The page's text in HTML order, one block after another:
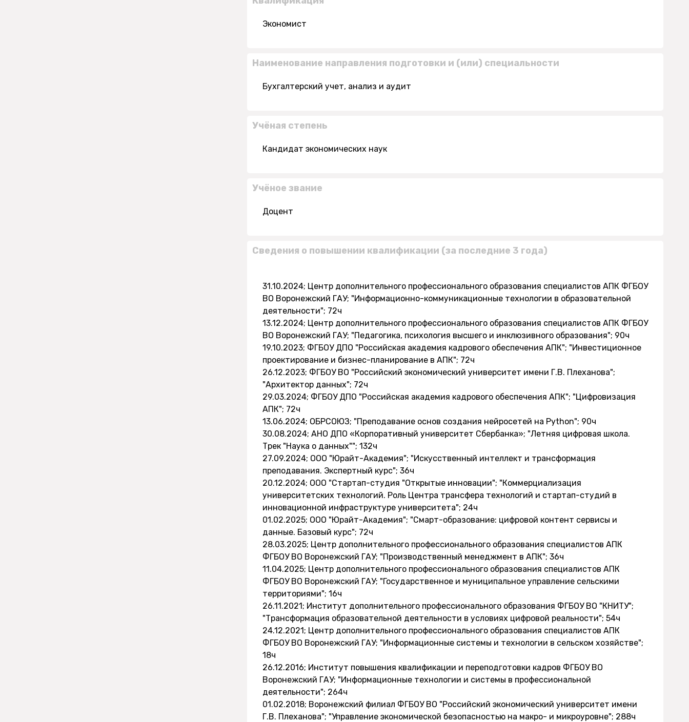
Экономист
Наименование направления подготовки и (или) специальности
Бухгалтерский учет, анализ и аудит
Учёная степень
Кандидат экономических наук
Учёное звание
Доцент
Сведения о повышении квалификации (за последние 3 года)
31.10.2024; Центр дополнительного профессионального образования специалистов АПК ФГБОУ
ВО Воронежский ГАУ; "Информационно-коммуникационные технологии в образовательной
деятельности"; 72ч
13.12.2024; Центр дополнительного профессионального образования специалистов АПК ФГБОУ
ВО Воронежский ГАУ; "Педагогика, психология высшего и инклюзивного образования"; 90ч
19.10.2023; ФГБОУ ДПО "Российская академия кадрового обеспечения АПК"; "Инвестиционное
проектирование и бизнес-планирование в АПК"; 72ч
26.12.2023; ФГБОУ ВО "Российский экономический университет имени Г.В. Плеханова";
"Архитектор данных"; 72ч
29.03.2024; ФГБОУ ДПО "Российская академия кадрового обеспечения АПК"; "Цифровизация
АПК"; 72ч
13.06.2024; ОБРСОЮЗ; "Преподавание основ создания нейросетей на Python"; 90ч
30.08.2024; АНО ДПО «Корпоративный университет Сбербанка»; "Летняя цифровая школа.
Трек "Наука о данных""; 132ч
27.09.2024; ООО "Юрайт-Академия"; "Искусственный интеллект и трансформация
преподавания. Экспертный курс"; 36ч
20.12.2024; ООО "Стартап-студия "Открытые инновации"; "Коммерциализация
университетских технологий. Роль Центра трансфера технологий и стартап-студий в
инновационной инфраструктуре университета"; 24ч
01.02.2025; ООО "Юрайт-Академия"; "Смарт-образование: цифровой контент сервисы и
данные. Базовый курс"; 72ч
28.03.2025; Центр дополнительного профессионального образования специалистов АПК
ФГБОУ ВО Воронежский ГАУ; "Производственный менеджмент в АПК"; 36ч
11.04.2025; Центр дополнительного профессионального образования специалистов АПК
ФГБОУ ВО Воронежский ГАУ; "Государственное и муниципальное управление сельскими
территориями"; 16ч
26.11.2021; Институт дополнительного профессионального образования ФГБОУ ВО "КНИТУ";
"Трансформация образовательной деятельности в условиях цифровой реальности"; 54ч
24.12.2021; Центр дополнительного профессионального образования специалистов АПК
ФГБОУ ВО Воронежский ГАУ; "Информационные системы и технологии в сельском хозяйстве";
18ч
26.12.2016; Институт повышения квалификации и переподготовки кадров ФГБОУ ВО
Воронежский ГАУ; "Информационные технологии и системы в профессиональной
деятельности"; 264ч
01.02.2018; Воронежский филиал ФГБОУ ВО "Российский экономический университет имени
Г.В. Плеханова"; "Управление экономической безопасностью на макро- и микроуровне"; 288ч